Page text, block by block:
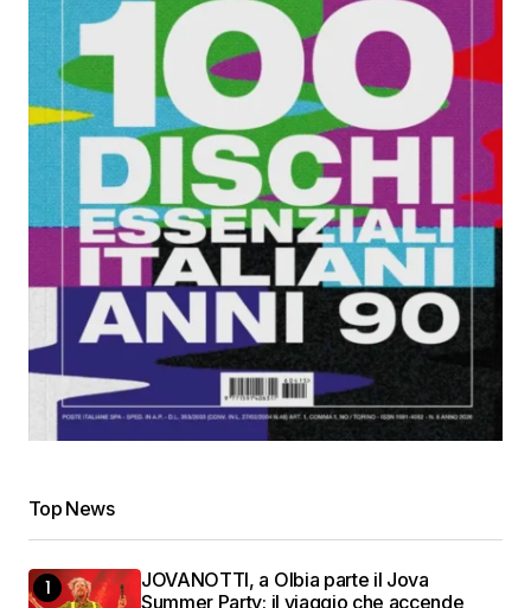
Top News
JOVANOTTI, a Olbia parte il Jova
Summer Party: il viaggio che accende